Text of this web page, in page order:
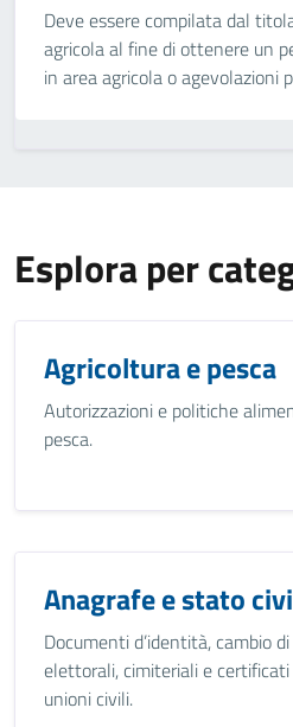
Deve essere compilata dal
agricola al fine di ottenere un
in area agricola o agevolazioni
Esplora per
Agricoltura e pesca
Autorizzazioni e politiche
pesca.
Anagrafe e stato
Documenti d’identità, cambio
elettorali, cimiteriali e
unioni civili.